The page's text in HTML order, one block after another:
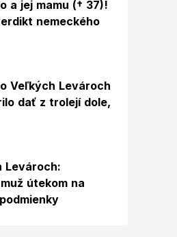
a jej mamu († 37)!
nemeckého
Veľkých Levároch
dať z trolejí dole,
Levároch:
útekom na